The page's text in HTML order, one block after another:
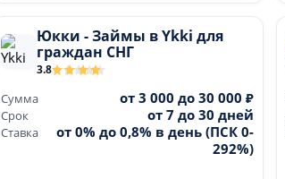
Юкки - Займы в Ykki для
граждан СНГ
3.8
Сумма от 3 000 до 30 000 ₽
Срок от 7 до 30 дней
Ставка
от 0% до 0,8% в день (ПСК 0-
292%)